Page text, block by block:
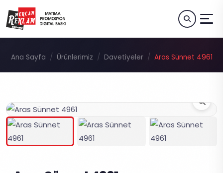
Ana Sayfa Ürünlerimiz Davetiyeler Aras Sünnet 4961